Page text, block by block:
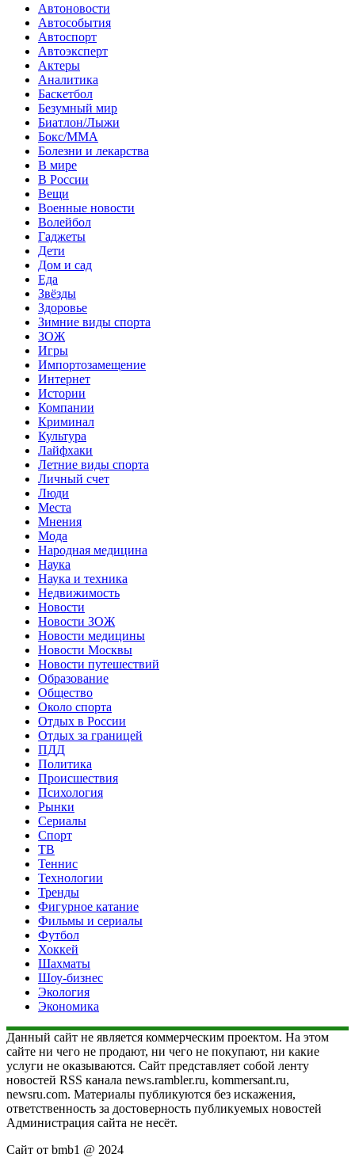
Автоновости
Автособытия
Автоспорт
Автоэксперт
Актеры
Аналитика
Баскетбол
Безумный мир
Биатлон/Лыжи
Бокс/MMA
Болезни и лекарства
В мире
В России
Вещи
Военные новости
Волейбол
Гаджеты
Дети
Дом и сад
Еда
Звёзды
Здоровье
Зимние виды спорта
ЗОЖ
Игры
Импортозамещение
Интернет
Истории
Компании
Криминал
Культура
Лайфхаки
Летние виды спорта
Личный счет
Люди
Места
Мнения
Мода
Народная медицина
Наука
Наука и техника
Недвижимость
Новости
Новости ЗОЖ
Новости медицины
Новости Москвы
Новости путешествий
Образование
Общество
Около спорта
Отдых в России
Отдых за границей
ПДД
Политика
Происшествия
Психология
Рынки
Сериалы
Спорт
ТВ
Теннис
Технологии
Тренды
Фигурное катание
Фильмы и сериалы
Футбол
Хоккей
Шахматы
Шоу-бизнес
Экология
Экономика
Данный сайт не является коммерческим проектом. На этом
сайте ни чего не продают, ни чего не покупают, ни какие
услуги не оказываются. Сайт представляет собой ленту
новостей RSS канала news.rambler.ru, kommersant.ru,
newsru.com. Материалы публикуются без искажения,
ответственность за достоверность публикуемых новостей
Администрация сайта не несёт.
Сайт от bmb1 @ 2024